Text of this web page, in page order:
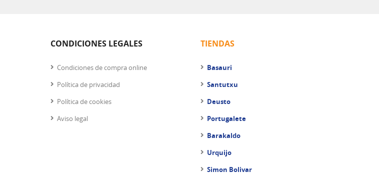
CONDICIONES LEGALES
Condiciones de compra online
Política de privacidad
Política de cookies
Aviso legal
TIENDAS
Basauri
Santutxu
Deusto
Portugalete
Barakaldo
Urquijo
Simon Bolivar